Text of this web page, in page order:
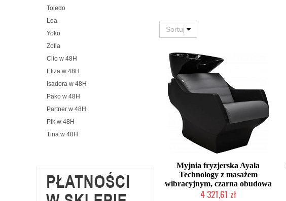
Myjnia fryzjerska Ayala
Technology z masażem
wibracyjnym, czarna obudowa
4 321,61 zł
Toledo
Lea
Yoko
Zofia
Clio w 48H
Eliza w 48H
Isadora w 48H
Pako w 48H
Partner w 48H
Pik w 48H
Tina w 48H